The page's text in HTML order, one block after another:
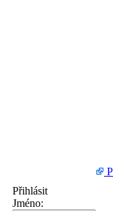
Přihlásit
Jméno: